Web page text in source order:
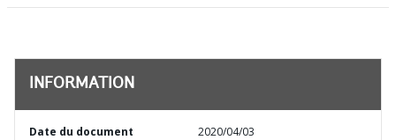
INFORMATION
Date du document 2020/04/03